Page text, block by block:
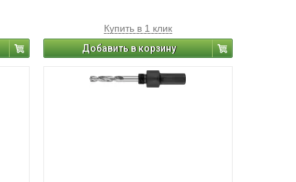
Купить в 1 клик
Добавить в корзину